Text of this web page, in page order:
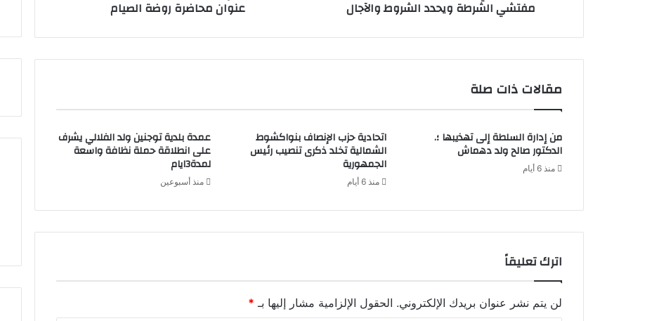
مفتشي الشرطة ويحدد الشروط والآجال عنوان محاضرة روضة الصيام
مقالات ذات صلة
من إدارة السلطة إلى تهذيبها ؛.
الدكتور صالح ولد دهماش
منذ 6 أيام
اتحادية حزب الإنصاف بنواكشوط
الشمالية تخلد ذكرى تنصيب رئيس
الجمهورية
منذ 6 أيام
عمدة بلدية توجنين ولد الفلالي يشرف
على انطلاقة حملة نظافة واسعة
لمدة3ايام
منذ أسبوعين
اترك تعليقاً
لن يتم نشر عنوان بريدك الإلكتروني. الحقول الإلزامية مشار إليها بـ *